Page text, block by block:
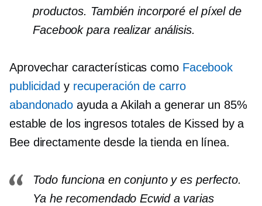
productos. También incorporé el píxel de
Facebook para realizar análisis.
Aprovechar características como Facebook
publicidad y recuperación de carro
abandonado ayuda a Akilah a generar un 85%
estable de los ingresos totales de Kissed by a
Bee directamente desde la tienda en línea.
Todo funciona en conjunto y es perfecto.
Ya he recomendado Ecwid a varias